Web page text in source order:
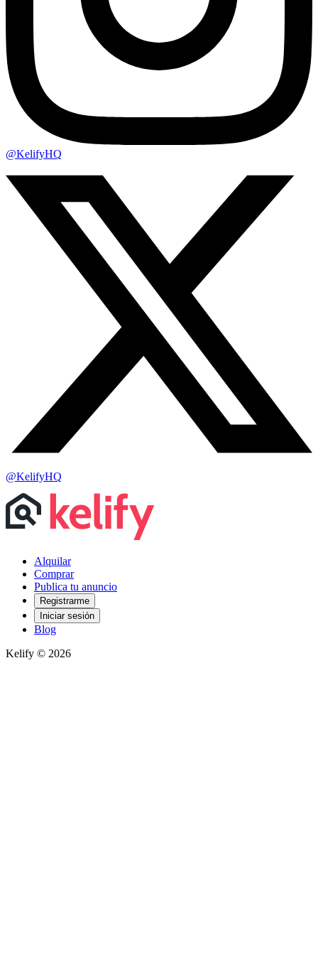
@KelifyHQ
@KelifyHQ
Alquilar
Comprar
Publica tu anuncio
Registrarme
Iniciar sesión
Blog
Kelify © 2026